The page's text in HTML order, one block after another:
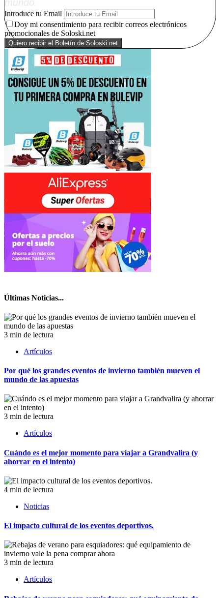
Introduce tu Email
Doy mi consentimiento para recibir correos electrónicos
promocionales de Soloski.net
Últimas Noticias...
3 min de lectura
Artículos
Por qué los grandes eventos de invierno también mueven el
mundo de las apuestas
3 min de lectura
Artículos
Cuándo es el mejor momento para viajar a Grandvalira (y
ahorrar en el intento)
4 min de lectura
Noticias
El impacto cultural de los eventos deportivos.
3 min de lectura
Artículos